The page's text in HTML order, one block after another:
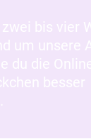
bis vier
um unsere
du die
besser